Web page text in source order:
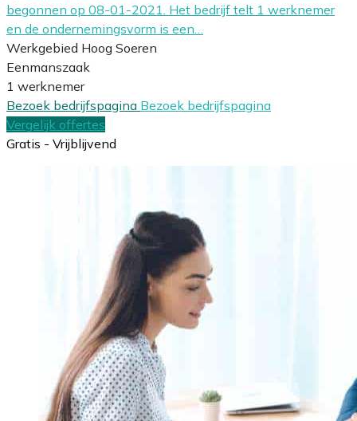
begonnen op 08-01-2021. Het bedrijf telt 1 werknemer
en de ondernemingsvorm is een…
Werkgebied Hoog Soeren
Eenmanszaak
1 werknemer
Bezoek bedrijfspagina Bezoek bedrijfspagina
Vergelijk offertes
Gratis - Vrijblijvend